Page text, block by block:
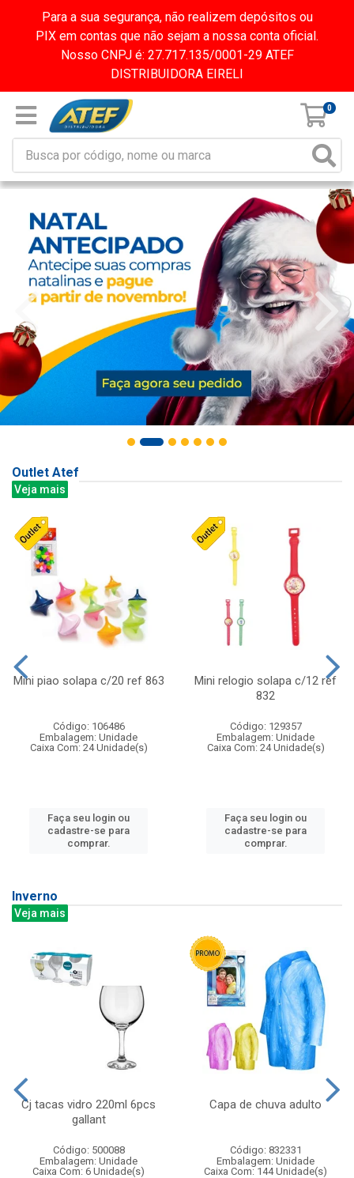
Para a sua segurança, não realizem depósitos ou
PIX em contas que não sejam a nossa conta oficial.
Nosso CNPJ é: 27.717.135/0001-29 ATEF
DISTRIBUIDORA EIRELI
0
Outlet Atef
Veja mais
Mini piao solapa c/20 ref 863
Código: 106486
Embalagem: Unidade
Caixa Com: 24 Unidade(s)
Faça seu login ou
cadastre-se para
comprar.
Mini relogio solapa c/12 ref
832
Código: 129357
Embalagem: Unidade
Caixa Com: 24 Unidade(s)
Faça seu login ou
cadastre-se para
comprar.
Inverno
Veja mais
Cj tacas vidro 220ml 6pcs
gallant
Código: 500088
Embalagem: Unidade
Caixa Com: 6 Unidade(s)
Capa de chuva adulto
Código: 832331
Embalagem: Unidade
Caixa Com: 144 Unidade(s)